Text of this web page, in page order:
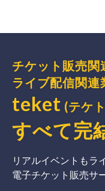
チケット販売関
ライブ配信関連
teket (テケ
すべて完
リアルイベントもラ
電子チケット販売サ